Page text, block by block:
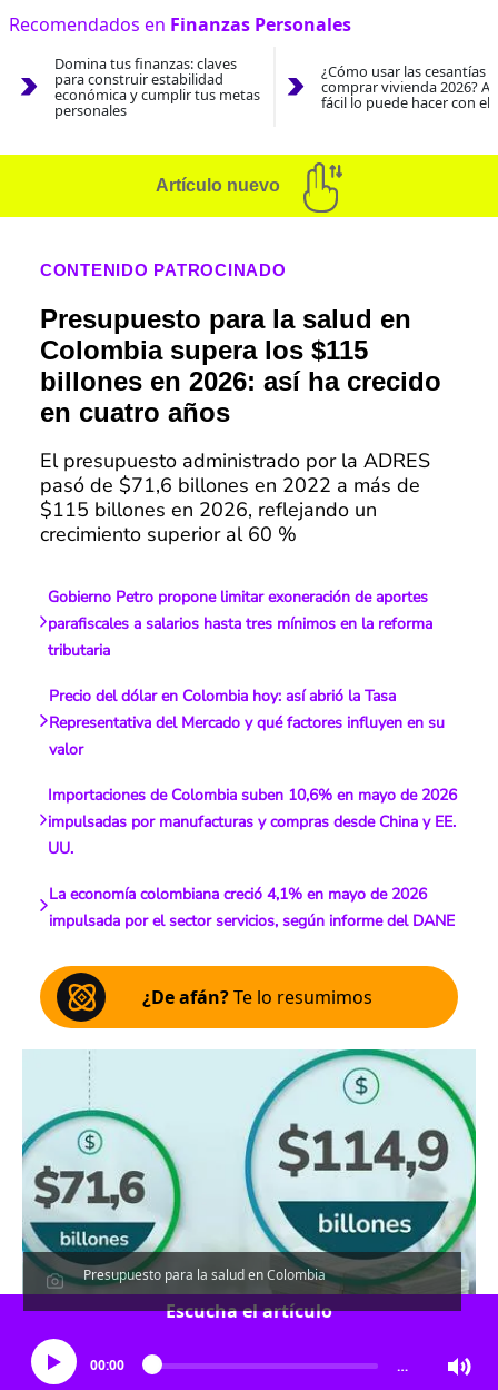
Recomendados en Finanzas Personales
Domina tus finanzas: claves
para construir estabilidad
económica y cumplir tus metas
personales
¿Cómo usar las cesantías
comprar vivienda 2026?
fácil lo puede hacer con el
Artículo nuevo
CONTENIDO PATROCINADO
Presupuesto para la salud en
Colombia supera los $115
billones en 2026: así ha crecido
en cuatro años
El presupuesto administrado por la ADRES
pasó de $71,6 billones en 2022 a más de
$115 billones en 2026, reflejando un
crecimiento superior al 60 %
Gobierno Petro propone limitar exoneración de aportes
parafiscales a salarios hasta tres mínimos en la reforma
tributaria
Precio del dólar en Colombia hoy: así abrió la Tasa
Representativa del Mercado y qué factores influyen en su
valor
Importaciones de Colombia suben 10,6% en mayo de 2026
impulsadas por manufacturas y compras desde China y EE.
UU.
La economía colombiana creció 4,1% en mayo de 2026
impulsada por el sector servicios, según informe del DANE
¿De afán?Te lo resumimos
Presupuesto para la salud en Colombia
Escucha el artículo
00:00 …